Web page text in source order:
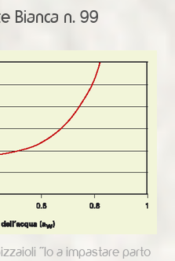
Bianca n. 99
“Io a impastare parto